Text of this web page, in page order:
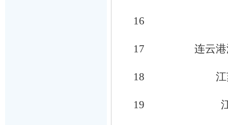
16
17 连云
18
19